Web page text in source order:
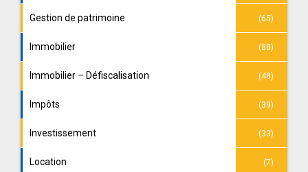
Gestion de patrimoine (65)
Immobilier (88)
Immobilier – Défiscalisation (48)
Impôts (39)
Investissement (33)
Location (7)